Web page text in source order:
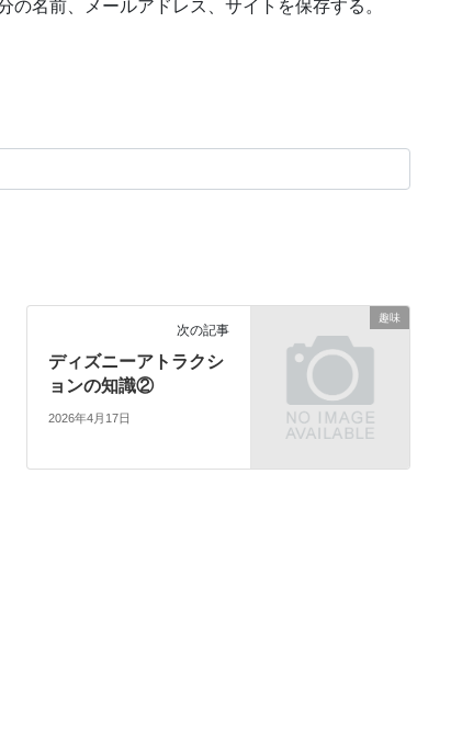
名前、メールアドレス、サイトを保存する。
趣味
次の記事
ディズニーアトラクシ
ョンの知識②
2026年4月17日